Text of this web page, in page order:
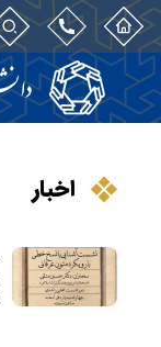
اخبار